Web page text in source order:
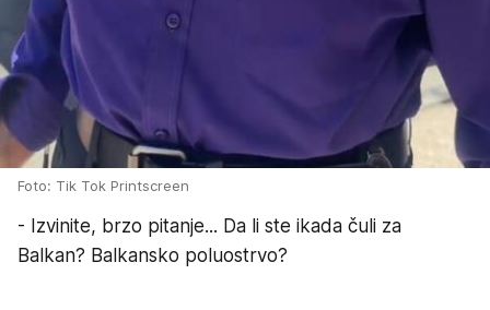
Foto: Tik Tok Printscreen
- Izvinite, brzo pitanje... Da li ste ikada čuli za
Balkan? Balkansko poluostrvo?